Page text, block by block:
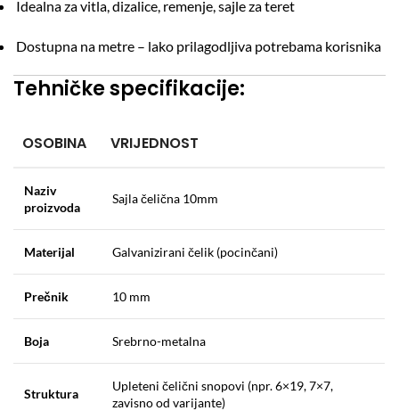
Idealna za vitla, dizalice, remenje, sajle za teret
Dostupna na metre – lako prilagodljiva potrebama korisnika
Tehničke specifikacije:
OSOBINA VRIJEDNOST
Naziv
proizvoda
Sajla čelična 10mm
Materijal Galvanizirani čelik (pocinčani)
Prečnik 10 mm
Boja Srebrno-metalna
Struktura
Upleteni čelični snopovi (npr. 6×19, 7×7,
zavisno od varijante)